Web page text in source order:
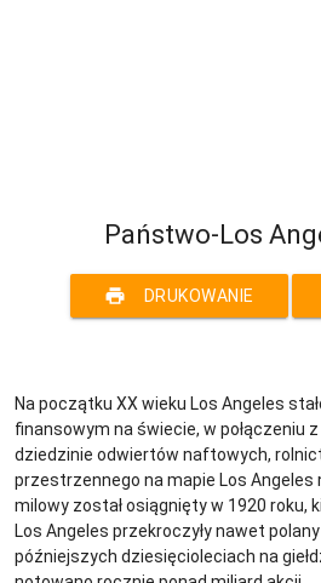
Państwo-Los
print DRUKOWANIE
Na początku XX wieku Los Angeles
finansowym na świecie, w połączeniu
dziedzinie odwiertów naftowych,
przestrzennego na mapie Los Angeles
milowy został osiągnięty w 1920 roku,
Los Angeles przekroczyły nawet
późniejszych dziesięcioleciach na